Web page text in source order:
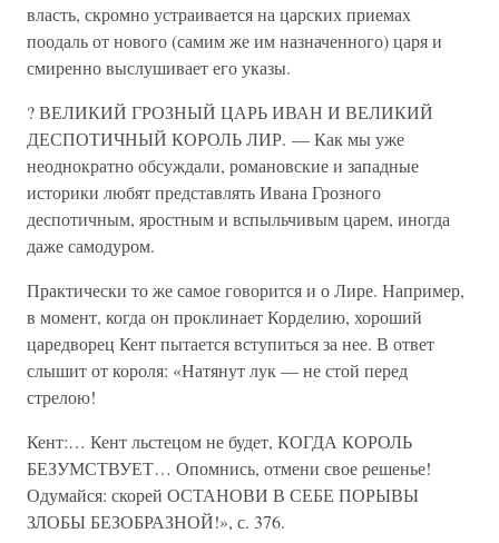
власть, скромно устраивается на царских приемах
поодаль от нового (самим же им назначенного) царя и
смиренно выслушивает его указы.
? ВЕЛИКИЙ ГРОЗНЫЙ ЦАРЬ ИВАН И ВЕЛИКИЙ
ДЕСПОТИЧНЫЙ КОРОЛЬ ЛИР. — Как мы уже
неоднократно обсуждали, романовские и западные
историки любят представлять Ивана Грозного
деспотичным, яростным и вспыльчивым царем, иногда
даже самодуром.
Практически то же самое говорится и о Лире. Например,
в момент, когда он проклинает Корделию, хороший
царедворец Кент пытается вступиться за нее. В ответ
слышит от короля: «Натянут лук — не стой перед
стрелою!
Кент:… Кент льстецом не будет, КОГДА КОРОЛЬ
БЕЗУМСТВУЕТ… Опомнись, отмени свое решенье!
Одумайся: скорей ОСТАНОВИ В СЕБЕ ПОРЫВЫ
ЗЛОБЫ БЕЗОБРАЗНОЙ!», с. 376.